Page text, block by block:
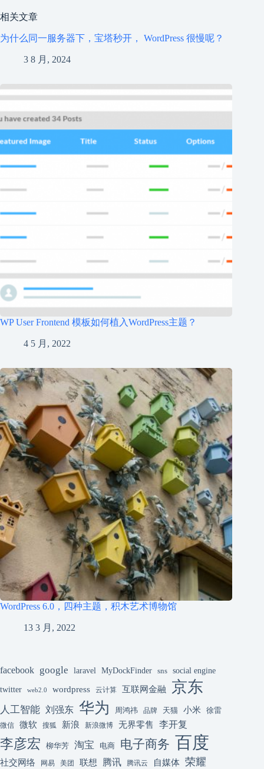
相关文章
为什么同一服务器下，宝塔秒开， WordPress 很慢呢？
3 8 月, 2024
WP User Frontend 模板如何植入WordPress主题？
4 5 月, 2022
WordPress 6.0，四种主题，积木艺术博物馆
13 3 月, 2022
facebook google laravel MyDockFinder sns social engine
twitter web2.0 wordpress 云计算 互联网金融 京东
人工智能 刘强东 华为 周鸿祎 品牌 天猫 小米 徐雷
微信 微软 搜狐 新浪 新浪微博 无界零售 李开复
李彦宏 柳华芳 淘宝 电商 电子商务 百度
社交网络 网易 美团 联想 腾讯 腾讯云 自媒体 荣耀